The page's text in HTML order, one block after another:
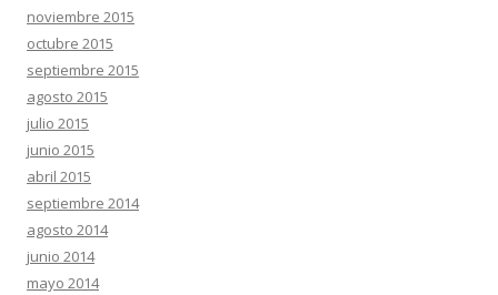
noviembre 2015
octubre 2015
septiembre 2015
agosto 2015
julio 2015
junio 2015
abril 2015
septiembre 2014
agosto 2014
junio 2014
mayo 2014